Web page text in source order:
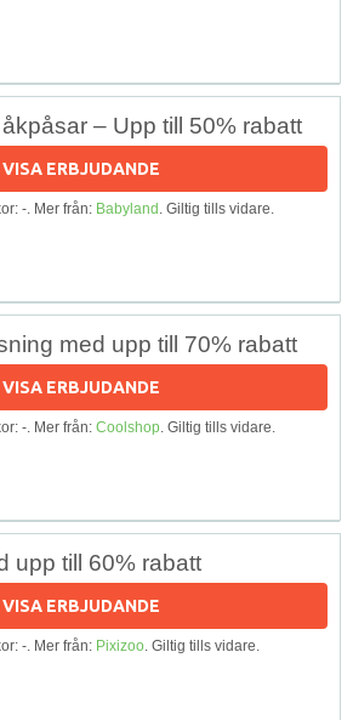
– Upp till 50% rabatt
VISA ERBJUDANDE
-. Mer från: Babyland. Giltig tills vidare.
med upp till 70% rabatt
VISA ERBJUDANDE
-. Mer från: Coolshop. Giltig tills vidare.
upp till 60% rabatt
VISA ERBJUDANDE
-. Mer från: Pixizoo. Giltig tills vidare.